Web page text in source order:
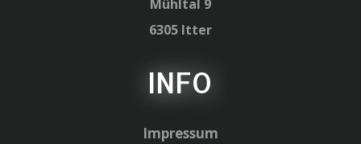
Mühltal 9
6305 Itter
INFO
Impressum